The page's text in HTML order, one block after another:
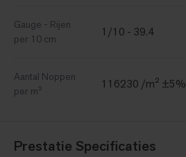
Gauge - Rijen
per 10 cm
1/10 - 39.4
Aantal Noppen
per m²
116230 /m² ±5%
Prestatie Specificaties